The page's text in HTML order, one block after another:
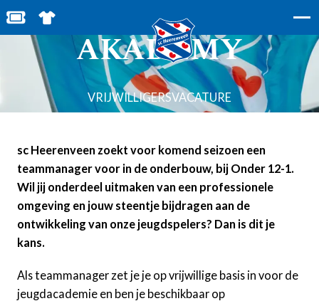
BESTEL JOUW TICKETS
SHOP IN DE FEANSTORE
TEAMMANAGER
AKADEMY
VRIJWILLIGERSVACATURE
sc Heerenveen zoekt voor komend seizoen een
teammanager voor in de onderbouw, bij Onder 12-1.
Wil jij onderdeel uitmaken van een professionele
omgeving en jouw steentje bijdragen aan de
ontwikkeling van onze jeugdspelers? Dan is dit je
kans.
Als teammanager zet je je op vrijwillige basis in voor de
jeugdacademie en ben je beschikbaar op